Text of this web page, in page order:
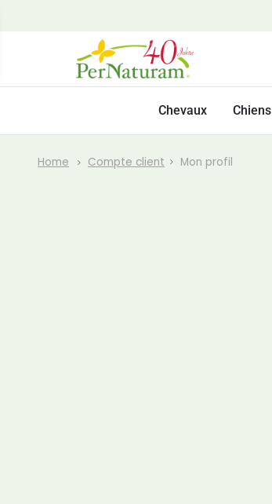
Chevaux Chiens
Home Compte client Mon profil